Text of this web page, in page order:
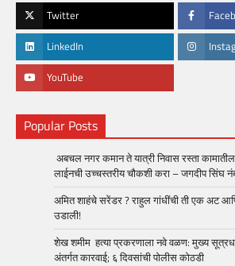
Twitter
LinkedIn
YouTube
Popular Posts
अबचल नगर कमान ते यात्री निवास रस्ता
लाईनची उच्चस्तरीय चौकशी करा – जगदीप सिंघ
अमित शाहंचे सरेंडर ? राहुल गांधींची ती एक अट
उडाली!
शेख शमीम हत्या प्रकरणाला नवे वळण: मुख्य
अंतर्गत कारवाई; ६ दिवसांची पोलीस कोठडी